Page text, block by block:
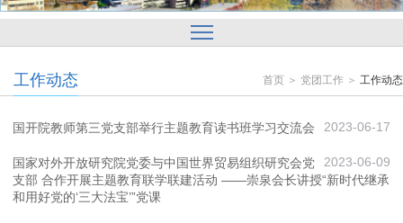
工作动态 首页 ＞ 党团工作 ＞ 工作动态
2023-06-17
国开院教师第三党支部举行主题教育读书班学习交流会
2023-06-09
国家对外开放研究院党委与中国世界贸易组织研究会党
支部 合作开展主题教育联学联建活动 ——崇泉会长讲授“新时代继承
和用好党的‘三大法宝’”党课